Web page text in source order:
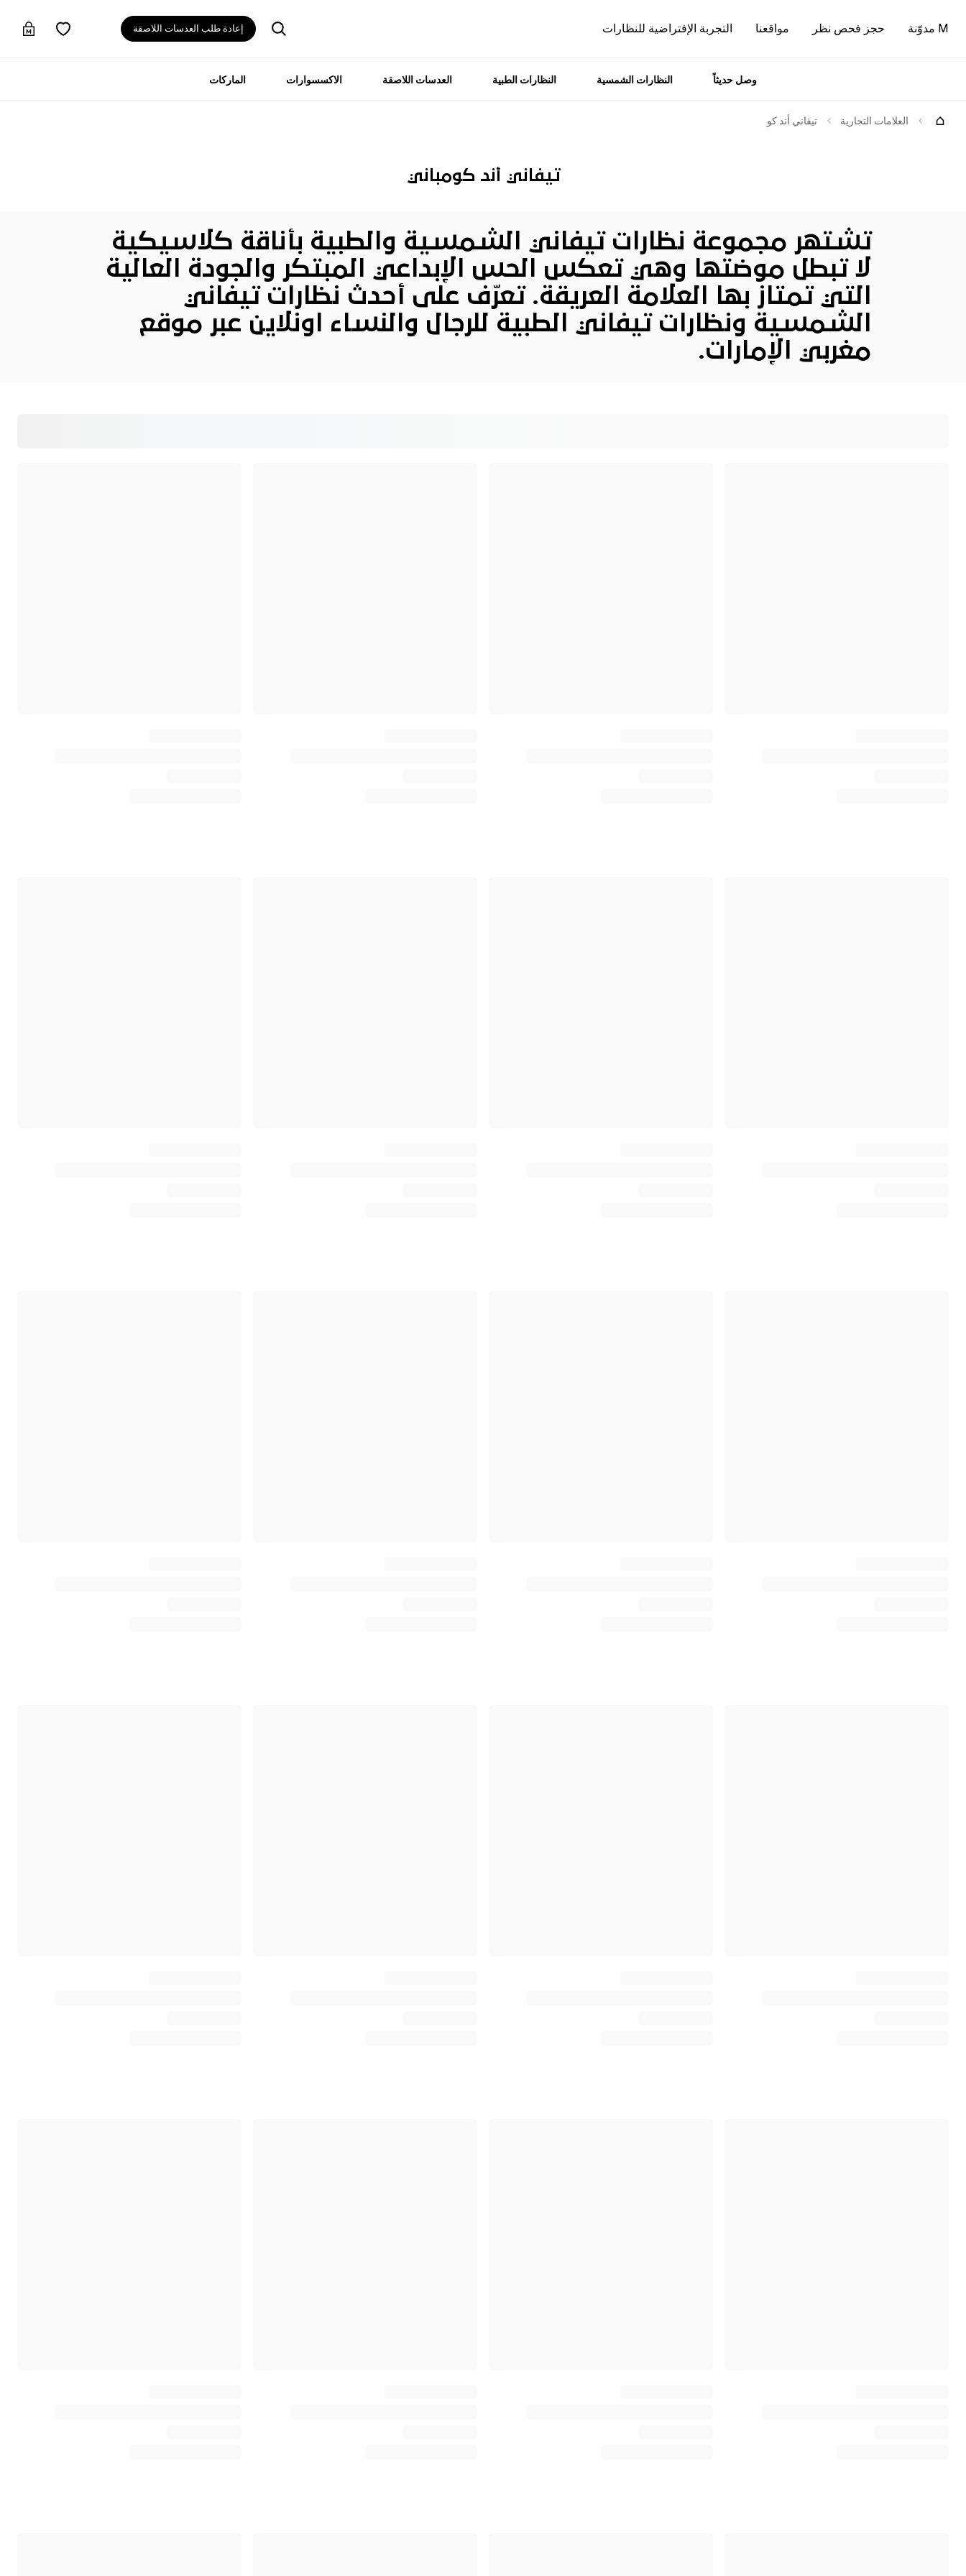
M مدوّنة حجز فحص نظر مواقعنا التجربة الإفتراضية للنظارات إعادة طلب العدسات اللاصقة
وصل حديثاً النظارات الشمسية النظارات الطبية العدسات اللاصقة الاكسسوارات الماركات
العلامات التجارية تيفاني أند كو
تيفاني أند كومباني
تشتهر مجموعة نظارات تيفاني الشمسية و الطبية بأناقة كلاسيكية
لا تبطل موضتها وهي تعكس الحس الإبداعي المبتكر والجودة العالية
التي تمتاز بها العلامة العريقة. تعرّف على
أحدث نظارات تيفاني
الشمسية ونظارات تيفاني الطبية للرجال و النساء اونلاين عبر موقع
مغربي الإمارات.